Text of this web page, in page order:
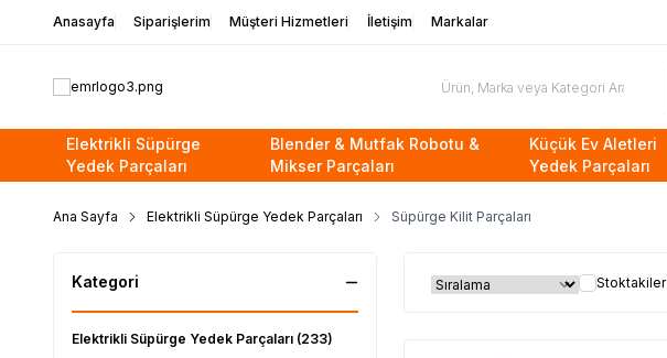
Anasayfa Siparişlerim Müşteri Hizmetleri İletişim Markalar
Elektrikli Süpürge
Yedek Parçaları
Blender & Mutfak Robotu &
Mikser Parçaları
Küçük Ev Aletleri
Yedek Parçaları
Ana Sayfa Elektrikli Süpürge Yedek Parçaları Süpürge Kilit Parçaları
Kategori
Elektrikli Süpürge Yedek Parçaları (233)
Stoktakiler